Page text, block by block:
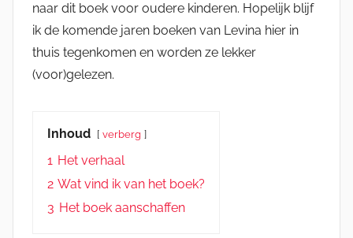
naar dit boek voor oudere kinderen. Hopelijk blijf
ik de komende jaren boeken van Levina hier in
thuis tegenkomen en worden ze lekker
(voor)gelezen.
Inhoud verberg
1 Het verhaal
2 Wat vind ik van het boek?
3 Het boek aanschaffen